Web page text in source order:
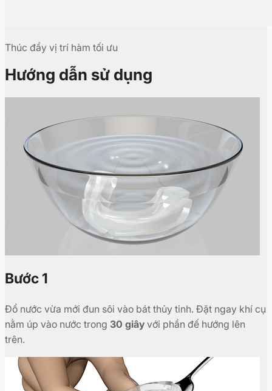
Thúc đẩy vị trí hàm tối ưu
Hướng dẫn sử dụng
Bước 1
Đổ nước vừa mới đun sôi vào bát thủy tinh. Đặt ngay khí cụ
nằm úp vào nước trong 30 giây với phần đế hướng lên
trên.